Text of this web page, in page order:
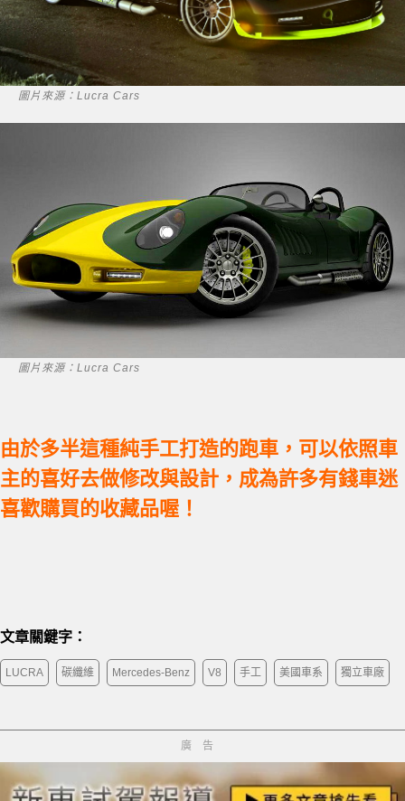
圖片來源：Lucra Cars
圖片來源：Lucra Cars
由於多半這種純手工打造的跑車，可以依照車
主的喜好去做修改與設計，成為許多有錢車迷
喜歡購買的收藏品喔！
文章關鍵字：
LUCRA 碳纖維 Mercedes-Benz V8 手工 美國車系 獨立車廠
廣告